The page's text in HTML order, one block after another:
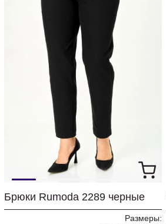
Брюки Rumoda 2289 черные
Размеры: